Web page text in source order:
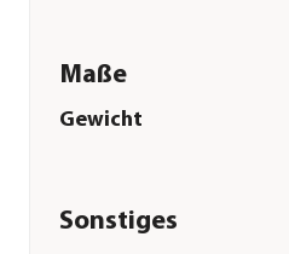
Maße
Gewicht
Sonstiges